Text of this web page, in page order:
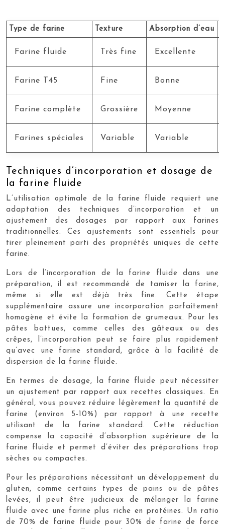
Type de farine Texture Absorption d’eau
Farine fluide Très fine Excellente
Farine T45 Fine Bonne
Farine complète Grossière Moyenne
Farines spéciales Variable Variable
Techniques d’incorporation et dosage de
la farine fluide
L’utilisation optimale de la farine fluide requiert une
adaptation des techniques d’incorporation et un
ajustement des dosages par rapport aux farines
traditionnelles. Ces ajustements sont essentiels pour
tirer pleinement parti des propriétés uniques de cette
farine.
Lors de l’incorporation de la farine fluide dans une
préparation, il est recommandé de tamiser la farine,
même si elle est déjà très fine. Cette étape
supplémentaire assure une incorporation parfaitement
homogène et évite la formation de grumeaux. Pour les
pâtes battues, comme celles des gâteaux ou des
crêpes, l’incorporation peut se faire plus rapidement
qu’avec une farine standard, grâce à la facilité de
dispersion de la farine fluide.
En termes de dosage, la farine fluide peut nécessiter
un ajustement par rapport aux recettes classiques. En
général, vous pouvez réduire légèrement la quantité de
farine (environ 5-10%) par rapport à une recette
utilisant de la farine standard. Cette réduction
compense la capacité d’absorption supérieure de la
farine fluide et permet d’éviter des préparations trop
sèches ou compactes.
Pour les préparations nécessitant un développement du
gluten, comme certains types de pains ou de pâtes
levées, il peut être judicieux de mélanger la farine
fluide avec une farine plus riche en protéines. Un ratio
de 70% de farine fluide pour 30% de farine de force